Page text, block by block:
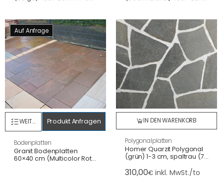
Auf Anfrage
WEITERLESEN Produkt Anfragen
Bodenplatten
Granit Bodenplatten
60×40 cm (Multicolor Rot)
IN DEN WARENKORB
Polygonalplatten
Homer Quarzit Polygonal
(grün) 1-3 cm, spaltrau (7-
310,00€ inkl. MwSt./to